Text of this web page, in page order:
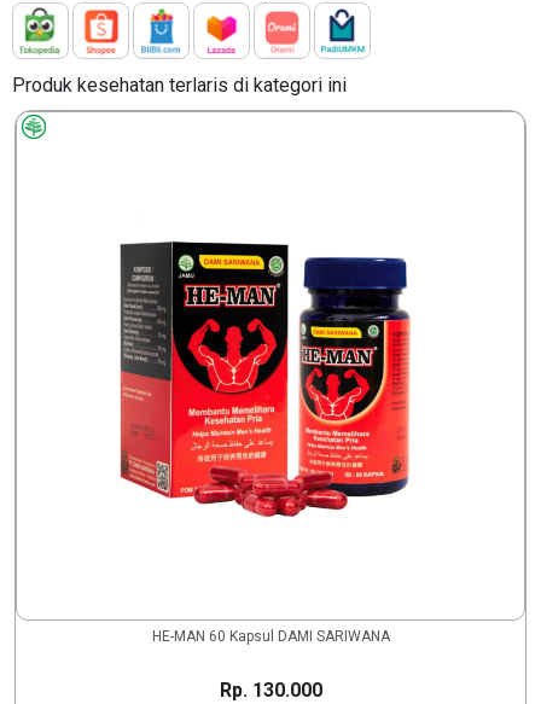
Produk kesehatan terlaris di kategori ini
HE-MAN 60 Kapsul DAMI SARIWANA
Rp. 130.000